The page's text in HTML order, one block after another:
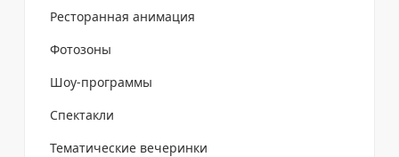
Ресторанная анимация
Фотозоны
Шоу-программы
Спектакли
Тематические вечеринки